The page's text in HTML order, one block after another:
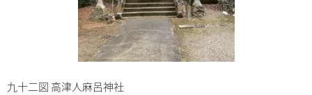
九十二図 高津人麻呂神社